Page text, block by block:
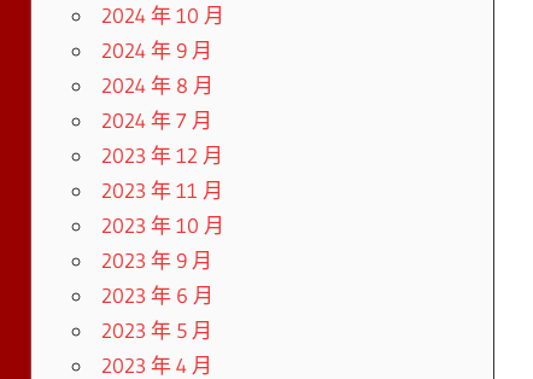
2024 年 10 月
2024 年 9 月
2024 年 8 月
2024 年 7 月
2023 年 12 月
2023 年 11 月
2023 年 10 月
2023 年 9 月
2023 年 6 月
2023 年 5 月
2023 年 4 月